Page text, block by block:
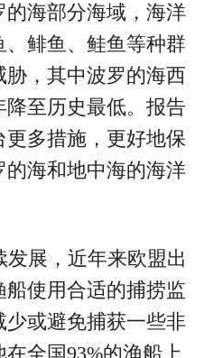
的海部分海域，海洋
鲱鱼、鲑鱼等种群
，其中波罗的海西
降至历史最低。报告
多措施，更好地保
海和地中海的海洋
展，近年来欧盟出
使用合适的捕捞监
或避免捕获一些非
全国93%的渔船上